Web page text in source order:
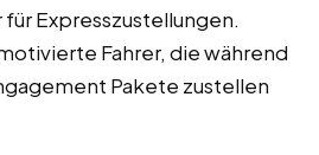
Expresszustellungen.
Fahrer, die während
Pakete zustellen